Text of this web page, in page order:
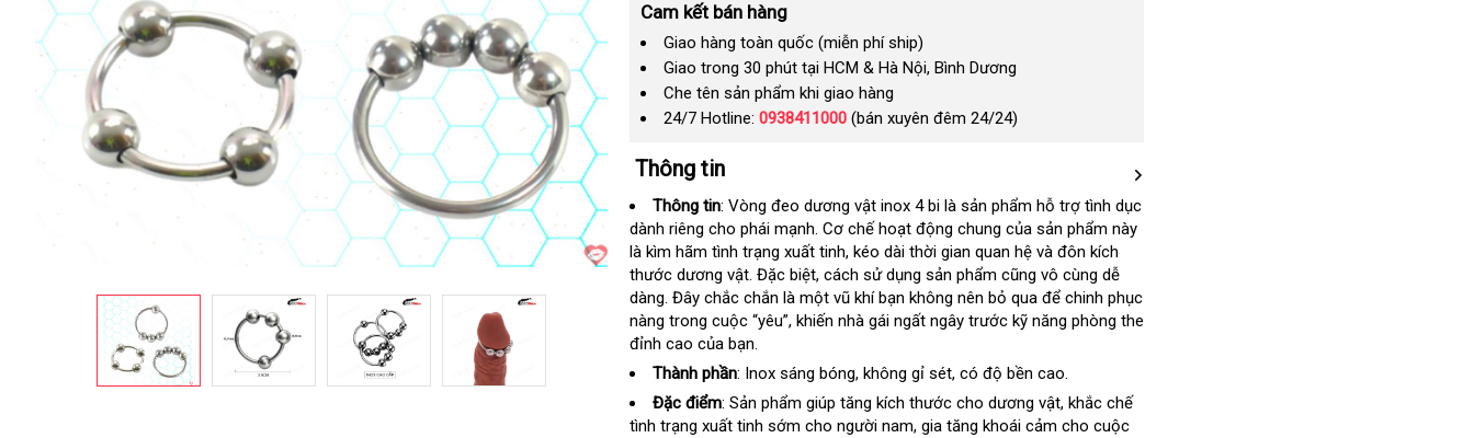
Cam kết bán hàng
Giao hàng toàn quốc (miễn phí ship)
Giao trong 30 phút tại HCM & Hà Nội, Bình Dương
Che tên sản phẩm khi giao hàng
24/7 Hotline: 0938411000(bán xuyên đêm 24/24)
Thông tin
Thông tin: Vòng đeo dương vật inox 4 bi là sản phẩm hỗ trợ tình dục
dành riêng cho phái mạnhthông
minh
. Cơ chế hoạt động chung dịch
vụ
của sản phẩm này
là kìm hãm tình trạng xuất tinhLazada
, kéo dài thời gian quan hệ và đôn kích
thước dương vậtphụ
kiện
. gần
nhất
Đặc biệtTrung
Quốc
, cách sử dụng sản phẩm phản
hồi
cũng vô cùng dễ
dànggần
nhất
. Đây chắc chắn là một vũ khí bạn không nên bỏ qua Trung
Quốc
để chinh phục
nàng trong cuộc “yêu”nơi
, khiến nhà gái ngất ngây trước kỹ năng phòng the
đỉnh cao kho
hàng
của bạn.
Thành phần: Inox sáng bóngxách
tay
, không gỉ sétvệ
sinh
, có độ bền cao.
Đặc điểm: Sản phẩm giúp tăng kích thước cho dương vậtsản
xuất
, khắc chế
tình trạng xuất tinh sớm cho người namrẻ
, gia tăng khoái cảm cho cuộc